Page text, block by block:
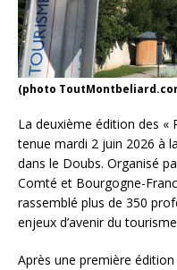
(photo
La deuxième édition des «
tenue mardi 2 juin 2026 à
dans le Doubs. Organisé
Comté et Bourgogne-
rassemblé plus de 350
enjeux d’avenir du
Après une première